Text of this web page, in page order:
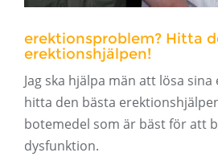
erektionsproblem? Hitta
erektionshjälpen!
Jag ska hjälpa män att lösa
hitta den bästa
botemedel som är bäst för att
dysfunktion.